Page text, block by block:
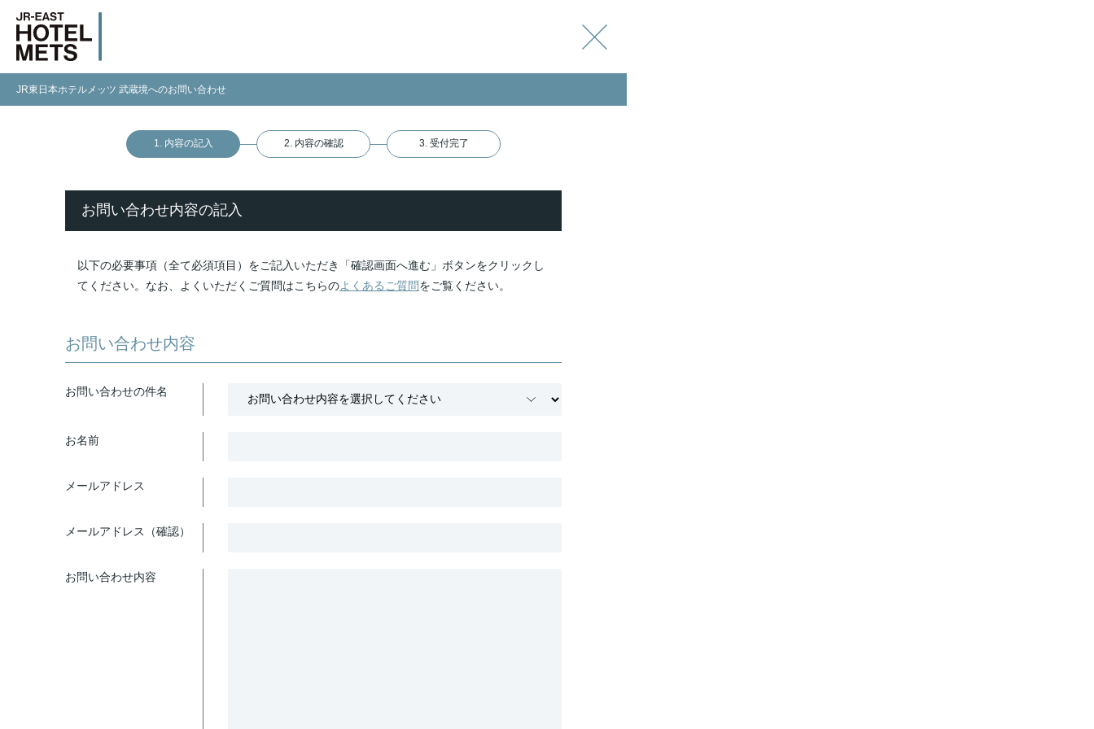
JR東日本ホテルメッツ 武蔵境へのお問い合わせ
1. 内容の記入 2. 内容の確認 3. 受付完了
お問い合わせ内容の記入
以下の必要事項（全て必須項目）をご記入いただき「確認画面へ進む」ボタンをクリックし
てください。なお、よくいただくご質問はこちらのよくあるご質問をご覧ください。
お問い合わせ内容
お問い合わせの件名
お名前
メールアドレス
メールアドレス（確認）
お問い合わせ内容